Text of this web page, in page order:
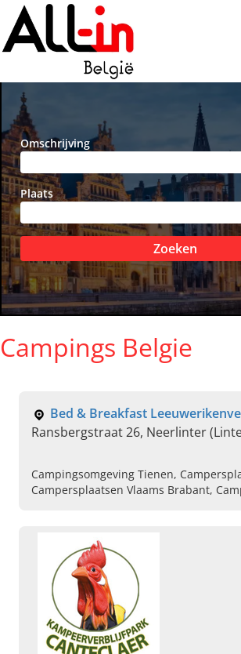
Omschrijving
Plaats
Zoeken
Campings Belgie
Bed & Breakfast
Ransbergstraat 26, Neerlinter
Campingsomgeving Tienen,
Campersplaatsen Vlaams Brabant,
Kampeerplaatsen, Natuurgebied